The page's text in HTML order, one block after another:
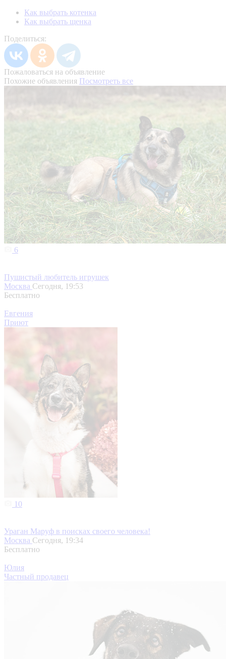
Как выбрать котенка
Как выбрать щенка
Поделиться:
Пожаловаться на объявление
Похожие объявления Посмотреть все
6
Пушистый любитель игрушек
Москва Сегодня, 19:53
Бесплатно
Евгения
Приют
10
Ураган Маруф в поисках своего человека!
Москва Сегодня, 19:34
Бесплатно
Юлия
Частный продавец